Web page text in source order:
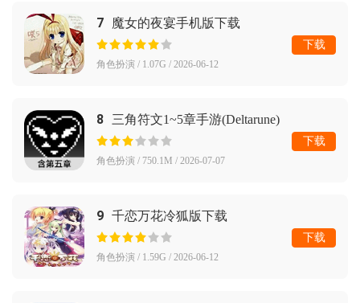
7 魔女的夜宴手机版下载
角色扮演 / 1.07G / 2026-06-12
下载
8 三角符文1~5章手游(Deltarune)
角色扮演 / 750.1M / 2026-07-07
下载
9 千恋万花冷狐版下载
角色扮演 / 1.59G / 2026-06-12
下载